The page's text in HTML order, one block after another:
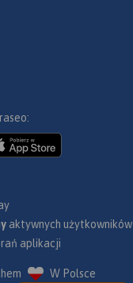
aktywnych użytkowników
aplikacji
W Polsce